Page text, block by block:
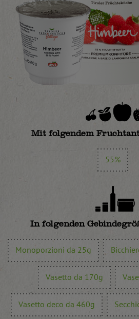
Mit folgendem
55%
In folgenden
Monoporzioni da 25g
Vasetto da 170g
Vasetto deco da 460g